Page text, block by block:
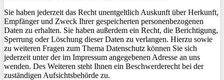
Sie haben jederzeit das Recht unentgeltlich Auskunft über Herkunft,
Empfänger und Zweck Ihrer gespeicherten personenbezogenen
Daten zu erhalten. Sie haben außerdem ein Recht, die Berichtigung,
Sperrung oder Löschung dieser Daten zu verlangen. Hierzu sowie
zu weiteren Fragen zum Thema Datenschutz können Sie sich
jederzeit unter der im Impressum angegebenen Adresse an uns
wenden. Des Weiteren steht Ihnen ein Beschwerderecht bei der
zuständigen Aufsichtsbehörde zu.